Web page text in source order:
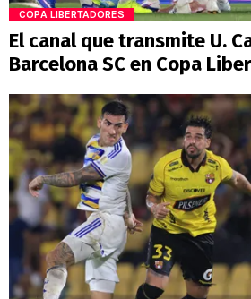
COPA LIBERTADORES
El canal que transmite U.
Barcelona SC en Copa